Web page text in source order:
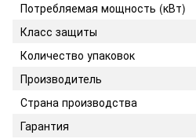
Потребляемая мощность (кВт)
Класс защиты
Количество упаковок
Производитель
Страна производства
Гарантия